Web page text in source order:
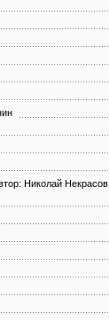
Николай Некрасов